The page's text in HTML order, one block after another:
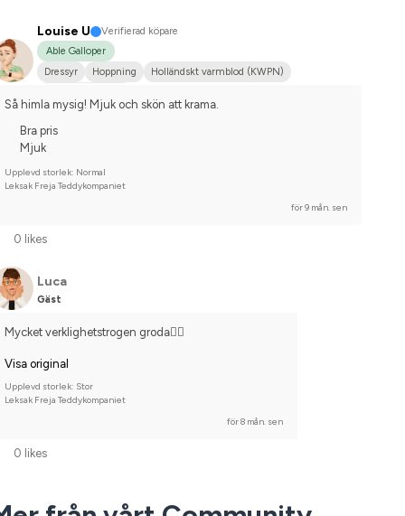
Louise U
Verifierad köpare
Able Galloper
Dressyr
Hoppning
Holländskt varmblod (KWPN)
Så himla mysig! Mjuk och skön att krama.
Bra pris
Mjuk
Upplevd storlek: Normal
Leksak Freja Teddykompaniet
för 9 mån. sen
0 likes
Luca
Gäst
Mycket verklighetstrogen groda👌🏻
Visa original
Upplevd storlek: Stor
Leksak Freja Teddykompaniet
för 8 mån. sen
0 likes